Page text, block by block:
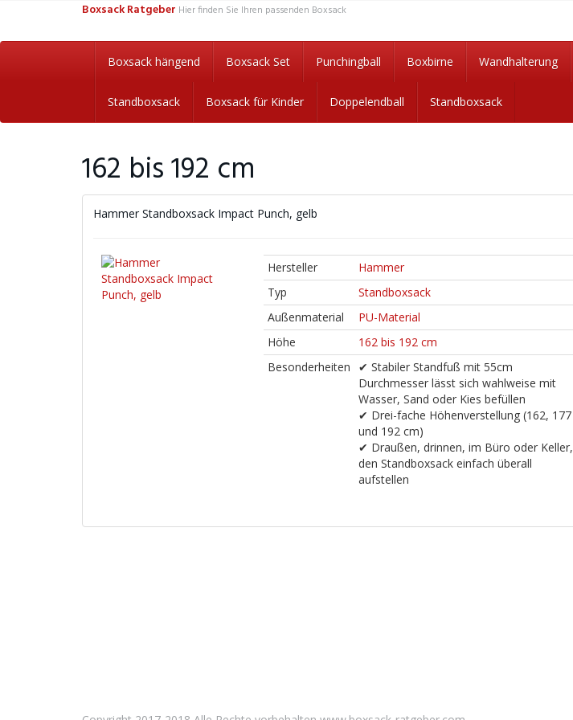
main
Boxsack Ratgeber Hier finden Sie Ihren passenden Boxsack
Boxsack hängend Boxsack Set Punchingball Boxbirne Wandhalterung
Standboxsack Boxsack für Kinder Doppelendball Standboxsack
162 bis 192 cm
Hammer Standboxsack Impact Punch, gelb
Hersteller
Hammer
Typ
Standboxsack
Außenmaterial
PU-Material
Höhe
162 bis 192 cm
Besonderheiten
✔ Stabiler Standfuß mit 55cm
Durchmesser lässt sich wahlweise mit
Wasser, Sand oder Kies befüllen
✔ Drei-fache Höhenverstellung (162, 177
und 192 cm)
✔ Draußen, drinnen, im Büro oder Keller,
den Standboxsack einfach überall
aufstellen